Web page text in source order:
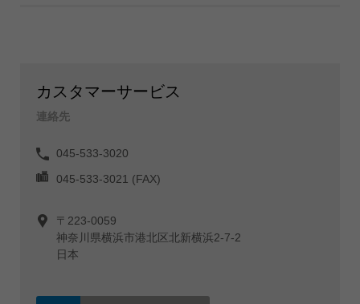
カスタマーサービス
連絡先
045-533-3020
045-533-3021 (FAX)
〒223-0059
神奈川県横浜市港北区北新横浜2-7-2
日本